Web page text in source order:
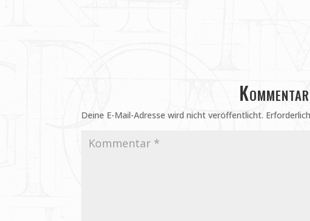
Deine E-Mail-Adresse wird nicht veröffentlicht.